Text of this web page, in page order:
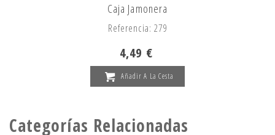
Caja Jamonera
Referencia: 279
4,49 €
Añadir A La Cesta
Categorías Relacionadas